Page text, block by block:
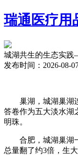
瑞通医疗用
城湖共生的生态实
发布时间：2026-08-
巢湖，城湖巢湖连
答卷作为五大淡水湖
明珠。
合肥，城湖巢湖一
总量翻了约3倍，生